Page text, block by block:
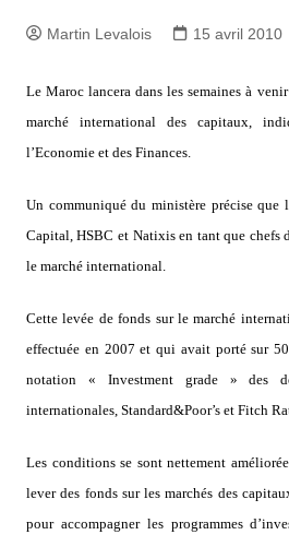
Martin Levalois 15 avril 2010
Le Maroc lancera dans les semaines à
marché international des capitaux,
l’Economie et des Finances.
Un communiqué du ministère précise que
Capital, HSBC et Natixis en tant que chefs
le marché international.
Cette levée de fonds sur le marché
effectuée en 2007 et qui avait porté sur
notation « Investment grade » des
internationales, Standard&Poor’s et Fitch
Les conditions se sont nettement
lever des fonds sur les marchés des
pour accompagner les programmes